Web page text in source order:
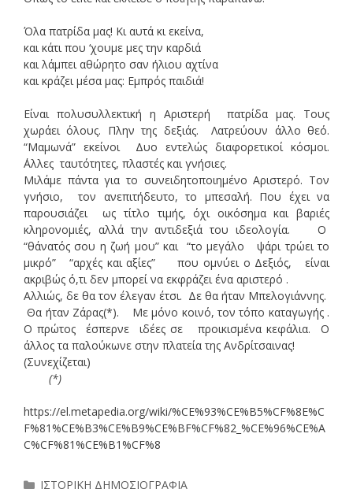
Όλα πατρίδα μας! Κι αυτά κι εκείνα,
και κάτι που ‘χουμε μες την καρδιά
και λάμπει αθώρητο σαν ήλιου αχτίνα
και κράζει μέσα μας: Εμπρός παιδιά!
Είναι πολυσυλλεκτική η Αριστερή πατρίδα μας. Τους
χωράει όλους. Πλην της δεξιάς. Λατρεύουν άλλο θεό.
“Μαμωνά” εκείνοι Δυο εντελώς διαφορετικοί κόσμοι.
΄Αλλες ταυτότητες, πλαστές και γνήσιες.
Μιλάμε πάντα για το συνειδητοποιημένο Αριστερό. Τον
γνήσιο, τον ανεπιτήδευτο, το μπεσαλή. Που έχει να
παρουσιάζει ως τίτλο τιμής, όχι οικόσημα και βαριές
κληρονομιές, αλλά την αντιδεξιά του ιδεολογία. Ο
“θάνατός σου η ζωή μου” και “το μεγάλο ψάρι τρώει το
μικρό” “αρχές και αξίες” που ομνύει ο Δεξιός, είναι
ακριβώς ό,τι δεν μπορεί να εκφράζει ένα αριστερό .
Αλλιώς, δε θα τον έλεγαν έτσι. Δε θα ήταν Μπελογιάννης.
Θα ήταν Ζάρας(*). Με μόνο κοινό, τον τόπο καταγωγής .
Ο πρώτος έσπερνε ιδέες σε προικισμένα κεφάλια. Ο
άλλος τα παλούκωνε στην πλατεία της Ανδρίτσαινας!
(Συνεχίζεται)
(*)
https://el.metapedia.org/wiki/%CE%93%CE%B5%CF%8E%C
F%81%CE%B3%CE%B9%CE%BF%CF%82_%CE%96%CE%A
C%CF%81%CE%B1%CF%8
Κατηγορίες
ΙΣΤΟΡΙΚΗ ΔΗΜΟΣΙΟΓΡΑΦΙΑ